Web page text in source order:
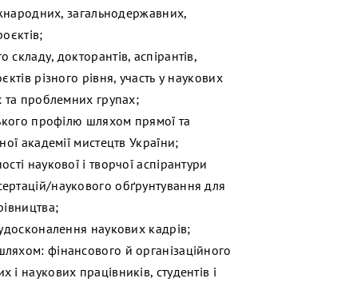
загальнодержавних,
докторантів, аспірантів,
різного рівня, участь у наукових
та проблемних групах;
профілю шляхом прямої та
академії мистецтв України;
наукової і творчої аспірантури
наукового обґрунтування для
наукових кадрів;
фінансового й організаційного
наукових працівників, студентів і